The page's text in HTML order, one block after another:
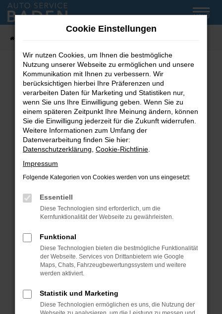
Zum
Hauptinhalt
MENÜ
Fehler: Network Error
Beim Laden ist ein Fehler aufgetreten.
Hier sind ein paar Tipps, die dir helfen können:
Überprüfe deine Firewall und deine
Internetverbindung.
Laden andere Webseiten, zum Beispiel deine
Suchmaschine?
Prüfe deine Browsererweiterungen.
können das Laden bestimmter Seiten
verhindern. Funktioniert die Seite in einem
Fenster?
Starte dein Gerät neu.
Das kann manchmal helfen, vorübergehende
Probleme zu beheben.
Betriebssystem auf dem neuesten Stand
sind.
Cookie Einstellungen
Wir nutzen Cookies, um Ihnen die bestmögliche
Nutzung unserer Webseite zu ermöglichen und unsere
Kommunikation mit Ihnen zu verbessern. Wir
berücksichtigen hierbei Ihre Präferenzen und
verarbeiten Daten für Marketing und Statistiken nur,
wenn Sie uns Ihre Einwilligung geben. Wenn Sie zu
einem späteren Zeitpunkt Ihre Meinung ändern, können
Sie die Einwilligung jederzeit für die Zukunft widerrufen.
Weitere Informationen zum Umfang der
Datenverarbeitung finden Sie hier:
Datenschutzerklärung Cookie-Richtlinie
Impressum
Folgende Kategorien von Cookies werden von uns eingesetzt:
Essentiell
Diese Technologien sind erforderlich, um die
Kernfunktionalität der Webseite zu gewährleisten.
Funktional
Diese Technologien bieten die bestmögliche Funktionalität
der Webseite. Services von Drittanbietern wie Google
Maps, Chats, Fahrzeugbewertungssystem und weitere
werden aktiviert.
Statistik und Marketing
Diese Technologien ermöglichen es uns, die Nutzung der